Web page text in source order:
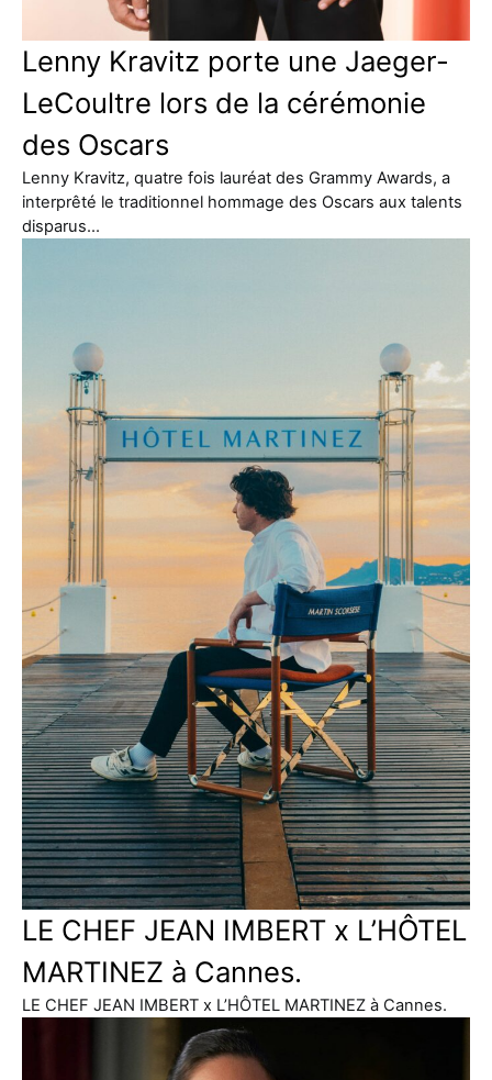
Lenny Kravitz porte une Jaeger-
LeCoultre lors de la cérémonie
des Oscars
Lenny Kravitz, quatre fois lauréat des Grammy Awards, a
interprêté le traditionnel hommage des Oscars aux talents
disparus…
LE CHEF JEAN IMBERT x L’HÔTEL
MARTINEZ à Cannes.
LE CHEF JEAN IMBERT x L’HÔTEL MARTINEZ à Cannes.